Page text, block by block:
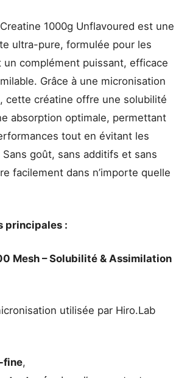
1000g Unflavoured est une
ultra-pure, formulée pour les
complément puissant, efficace
Grâce à une micronisation
, cette créatine offre une solubilité
absorption optimale, permettant
tout en évitant les
goût, sans additifs et sans
facilement dans n’importe quelle
principales :
Mesh – Solubilité & Assimilation
utilisée par Hiro.Lab
fine,